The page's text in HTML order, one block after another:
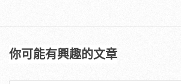
你可能有興趣的文章